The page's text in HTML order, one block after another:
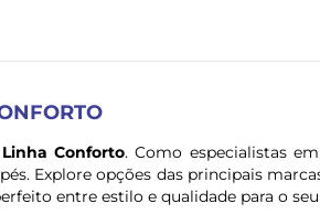
Linha Conforto. Como especialistas
Explore opções das principais
entre estilo e qualidade para o